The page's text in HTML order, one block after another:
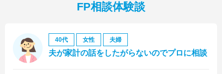
FP相談体験談
40代 女性 夫婦
夫が家計の話をしたがらないのでプロに相談